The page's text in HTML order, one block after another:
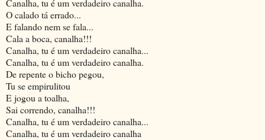
Canalha, tu é um verdadeiro canalha.
O calado tá errado...
E falando nem se fala...
Cala a boca, canalha!!!
Canalha, tu é um verdadeiro canalha...
Canalha, tu é um verdadeiro canalha.
De repente o bicho pegou,
Tu se empirulitou
E jogou a toalha,
Sai correndo, canalha!!!
Canalha, tu é um verdadeiro canalha...
Canalha, tu é um verdadeiro canalha